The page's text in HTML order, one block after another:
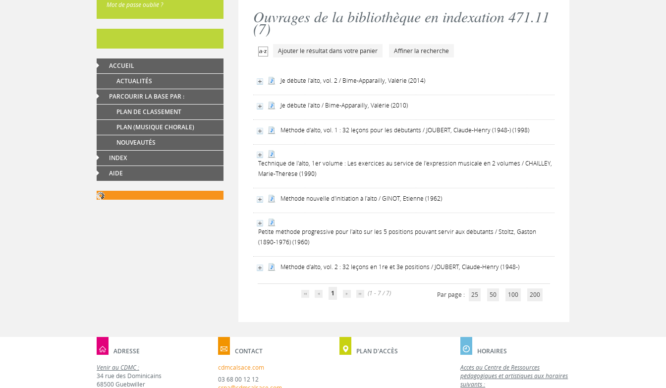
Mot de passe oublié ?
ACCUEIL
ACTUALITÉS
PARCOURIR LA BASE PAR :
PLAN DE CLASSEMENT
PLAN (MUSIQUE CHORALE)
NOUVEAUTÉS
INDEX
AIDE
Ouvrages de la bibliothèque en indexation 471.11
(7)
Ajouter le résultat dans votre panier Affiner la recherche
Je débute l'alto, vol. 2 / Bime-Apparailly, Valérie (2014)
Je débute l'alto / Bime-Apparailly, Valérie (2010)
Méthode d'alto, vol. 1 : 32 leçons pour les débutants / JOUBERT, Claude-Henry (1948-) (1998)
Technique de l'alto, 1er volume : Les exercices au service de l'expression musicale en 2 volumes / CHAILLEY,
Marie-Thérèse (1990)
Méthode nouvelle d'initiation à l'alto / GINOT, Etienne (1962)
Petite méthode progressive pour l'alto sur les 5 positions pouvant servir aux débutants / Stoltz, Gaston
(1890-1976) (1960)
Méthode d'alto, vol. 2 : 32 leçons en 1re et 3e positions / JOUBERT, Claude-Henry (1948-)
1 (1 - 7 / 7) Par page : 25 50 100 200
ADRESSE
Venir au CDMC :
34 rue des Dominicains
68500 Guebwiller
CONTACT
cdmcalsace.com
03 68 00 12 12
PLAN D'ACCÈS
HORAIRES
Accès au Centre de Ressources
pédagogiques et artistiques aux horaires
suivants :